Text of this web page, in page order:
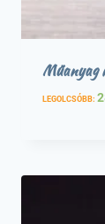
Műanyag
LEGOLCSÓBB: